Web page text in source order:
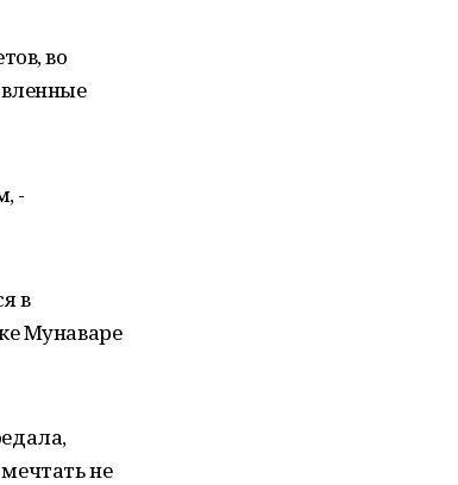
во
-
в
Мунаваре
не